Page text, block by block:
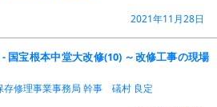
2021年11月28日
国宝根本中堂大改修(10) ～改修工事の現場
存修理事業事務局 幹事 礒村 良定